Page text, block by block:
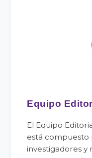
Equipo
El Equipo
está compuesto
investigadores y